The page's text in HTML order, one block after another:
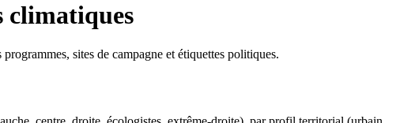
climatiques
sites de campagne et étiquettes politiques.